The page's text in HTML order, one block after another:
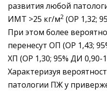
развития любой
ИМТ >25 кг/м2 (ОР 1,32;
При этом более
перенесут ОП (ОР 1,43;
ХП (ОР 1,30; 95% ДИ 0,90-
Характеризуя
патологии ПЖ у